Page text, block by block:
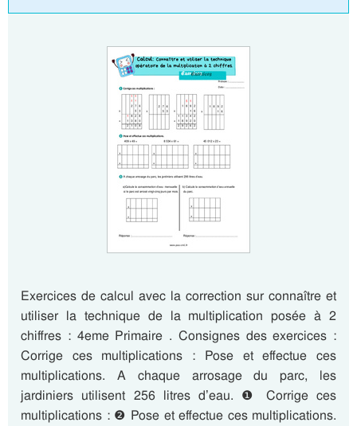
Exercices de calcul avec la correction sur connaître et
utiliser la technique de la multiplication posée à 2
chiffres : 4eme Primaire . Consignes des exercices :
Corrige ces multiplications : Pose et effectue ces
multiplications. A chaque arrosage du parc, les
jardiniers utilisent 256 litres d’eau. ❶ Corrige ces
multiplications : ❷ Pose et effectue ces multiplications.